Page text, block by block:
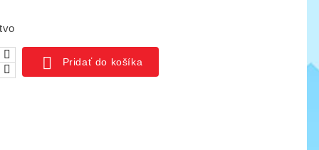
IO blocks, 1000 ks Piks náučný set 128 ks
 Pridať do košíka